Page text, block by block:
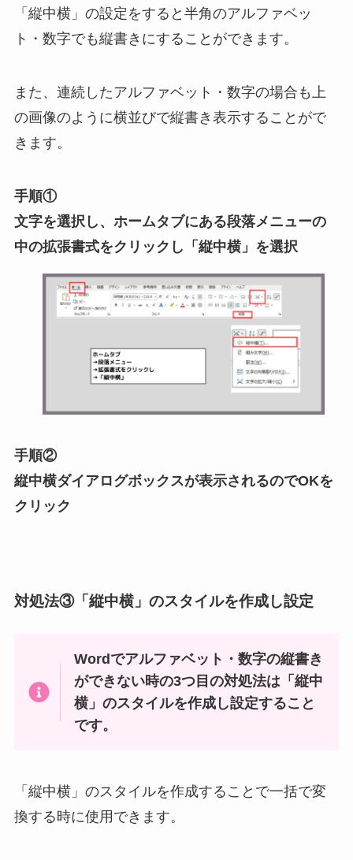
「縦中横」の設定をすると半角のアルファベッ
ト・数字でも縦書きにすることができます。
また、連続したアルファベット・数字の場合も上
の画像のように横並びで縦書き表示することがで
きます。
手順①
文字を選択し、ホームタブにある段落メニューの
中の拡張書式をクリックし「縦中横」を選択
手順②
縦中横ダイアログボックスが表示されるのでOKを
クリック
対処法③「縦中横」のスタイルを作成し設定
Wordでアルファベット・数字の縦書き
ができない時の3つ目の対処法は「縦中
横」のスタイルを作成し設定すること
です。
「縦中横」のスタイルを作成することで一括で変
換する時に使用できます。